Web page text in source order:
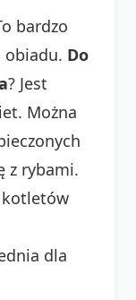
bardzo
obiadu. Do
? Jest
Można
z rybami.
kotletów
dla